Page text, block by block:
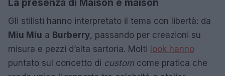
La presenza di Maison e maison
Gli stilisti hanno interpretato il tema con libertà: da
Miu Miu a Burberry, passando per creazioni su
misura e pezzi d’alta sartoria. Molti look hanno
puntato sul concetto di custom come pratica che